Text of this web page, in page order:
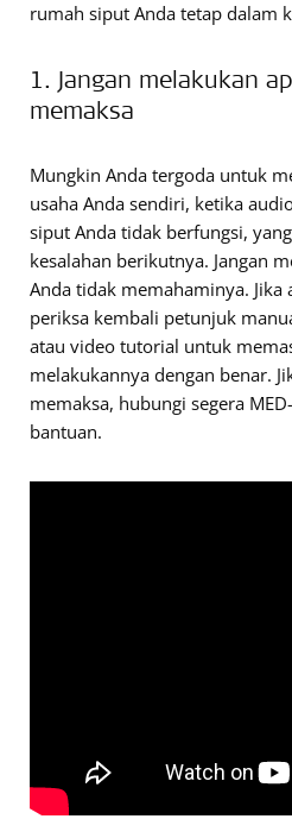
rumah siput Anda tetap dalam
1. Jangan melakukan
memaksa
Mungkin Anda tergoda untuk
usaha Anda sendiri, ketika
siput Anda tidak berfungsi,
kesalahan berikutnya. Jangan
Anda tidak memahaminya. Jika
periksa kembali petunjuk
atau video tutorial untuk
melakukannya dengan benar.
memaksa, hubungi segera
bantuan.